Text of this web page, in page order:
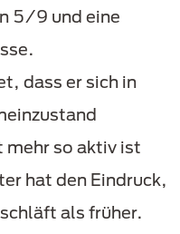
5/9 und eine
dass er sich in
mehr so aktiv ist
hat den Eindruck,
als früher.